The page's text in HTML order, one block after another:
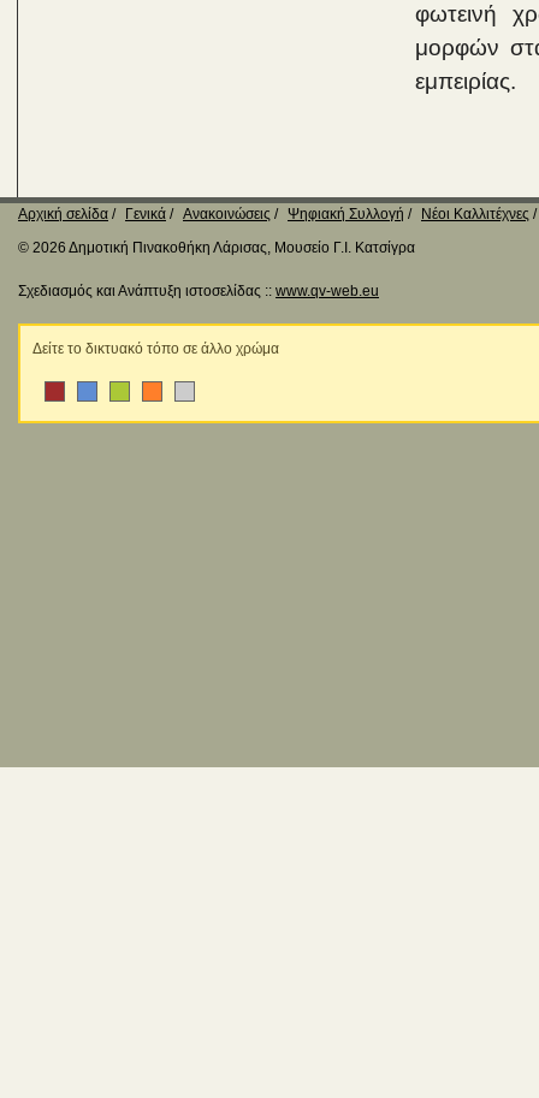
φωτεινή
μορφών
εμπειρίας.
Αρχική σελίδα Γενικά Ανακοινώσεις Ψηφιακή Συλλογή
Νέοι Καλλιτέχνες
© 2026 Δημοτική Πινακοθήκη Λάρισας, Μουσείο Γ.Ι. Κατσίγρα
Σχεδιασμός και Ανάπτυξη ιστοσελίδας :: www.qv-web.eu
Δείτε το δικτυακό τόπο σε άλλο χρώμα